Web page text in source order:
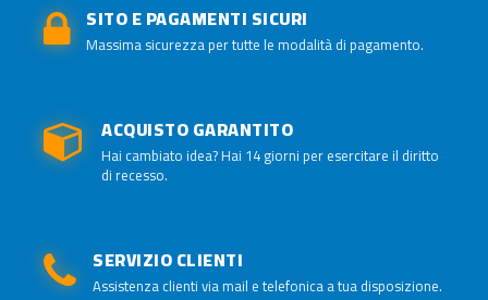
SITO E PAGAMENTI SICURI
Massima sicurezza per tutte le modalità di pagamento.
ACQUISTO GARANTITO
Hai cambiato idea? Hai 14 giorni per esercitare il diritto
di recesso.
SERVIZIO CLIENTI
Assistenza clienti via mail e telefonica a tua disposizione.